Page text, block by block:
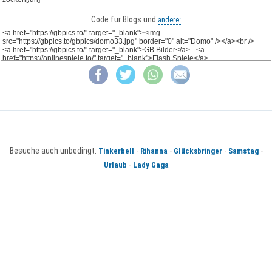
Code für Blogs und andere:
Besuche auch unbedingt: Tinkerbell - Rihanna - Glücksbringer- Samstag-
Urlaub - Lady Gaga